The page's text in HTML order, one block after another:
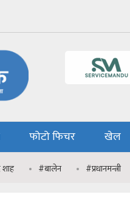
फोटो फिचर खेल
शाह #बालेन #प्रधानमन्त्री